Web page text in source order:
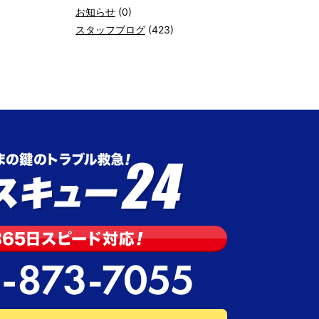
お知らせ (0)
スタッフブログ (423)